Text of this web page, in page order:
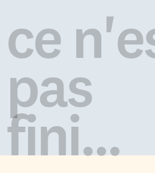
ce
pas
fini...